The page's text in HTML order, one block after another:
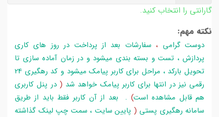
گارانتی را انتخاب کنید.
نکته مهم:
دوست گرامی ،سفارشات بعد از پرداخت در روز های کاری
پردازش ، تست و بسته بندی میشود و در زمان آماده سازی تا
تحویل بارکد ، مراحل برای کاربر پیامک میشود و کد رهگیری 24
رقمی نیز در انتها برای کاربر پیامک خواهد شد ( در پنل کاربری
هم قابل مشاهده است) . بعد از آن کاربر فقط باید از طریق
سامانه رهگیری پستی ( پایین سایت ، سمت چپ لینک گذاشته